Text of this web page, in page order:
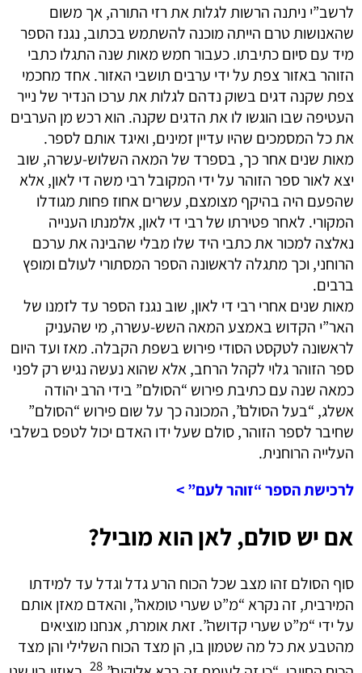
לרשב”י ניתנה הרשות לגלות את רזי התורה, אך משום
שהאנושות טרם הייתה מוכנה להשתמש בכתוב, נגנז הספר
מיד עם סיום כתיבתו. כעבור חמש מאות שנה התגלו כתבי
הזוהר באזור צפת על ידי ערבים תושבי האזור. אחד מחכמי
צפת שקנה דגים בשוק נדהם לגלות את ערכו הנדיר של נייר
העטיפה שבו הוגשו לו את הדגים שקנה. הוא רכש מן הערבים
את כל המסמכים שהיו עדיין זמינים, ואיגד אותם לספר.
מאות שנים אחר כך, בספרד של המאה השלוש-עשרה, שוב
יצא לאור ספר הזוהר על ידי המקובל רבי משה די לאון, אלא
שהפעם היה בהיקף מצומצם, עשרים אחוז פחות מגודלו
המקורי. לאחר פטירתו של רבי די לאון, אלמנתו הענייה
נאלצה למכור את כתבי היד שלו מבלי שהבינה את ערכם
הרוחני, וכך מתגלה לראשונה הספר המסתורי לעולם ומופץ
ברבים.
מאות שנים אחרי רבי די לאון, שוב נגנז הספר עד לזמנו של
האר”י הקדוש באמצע המאה השש-עשרה, מי שהעניק
לראשונה לטקסט הסודי פירוש בשפת הקבלה. מאז ועד היום
ספר הזוהר גלוי לקהל הרחב, אלא שהוא נעשה נגיש רק לפני
כמאה שנה עם כתיבת פירוש “הסולם” בידי הרב יהודה
אשלג, “בעל הסולם”, המכונה כך על שום פירוש “הסולם”
שחיבר לספר הזוהר, סולם שעל ידו האדם יכול לטפס בשלבי
העלייה הרוחנית.
לרכישת הספר “זוהר לעם” >
אם יש סולם, לאן הוא מוביל?
סוף הסולם זהו מצב שכל הכוח הרע גדל וגדל עד למידתו
המירבית, זה נקרא “מ”ט שערי טומאה”, והאדם מאזן אותם
על ידי “מ”ט שערי קדושה”. זאת אומרת, אנחנו מוציאים
מהטבע את כל מה שטמון בו, הן מצד הכוח השלילי והן מצד
28